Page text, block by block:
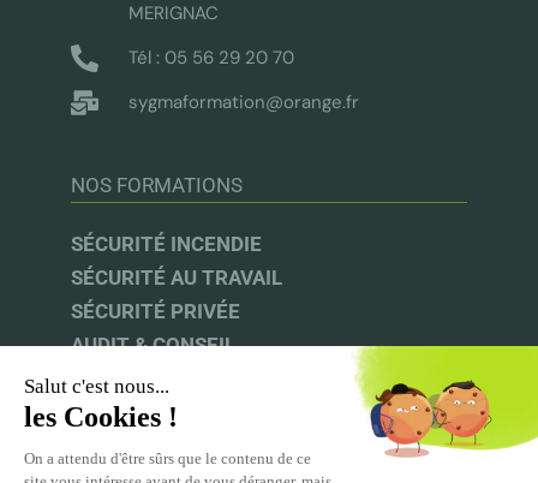
MERIGNAC
Tél : 05 56 29 20 70
sygmaformation@orange.fr
NOS FORMATIONS
SÉCURITÉ INCENDIE
SÉCURITÉ AU TRAVAIL
SÉCURITÉ PRIVÉE
AUDIT & CONSEIL
INFOS UTILES